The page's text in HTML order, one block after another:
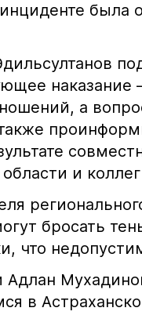
была
наказание
а
и
бросать
что
в